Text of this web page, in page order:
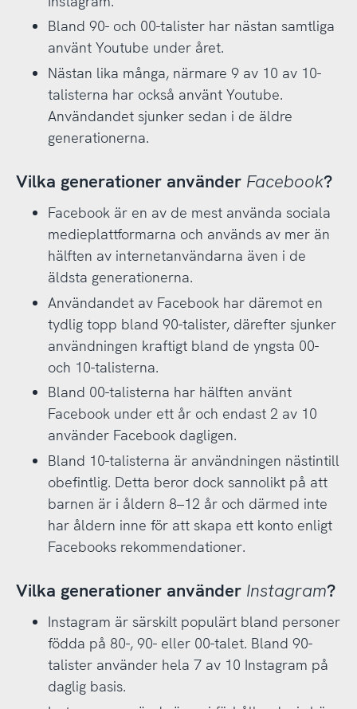
Bland 90- och 00-talister har nästan samtliga
använt Youtube under året.
Nästan lika många, närmare 9 av 10 av 10-
talisterna har också använt Youtube.
Användandet sjunker sedan i de äldre
generationerna.
Vilka generationer använder Facebook?
Facebook är en av de mest använda sociala
medieplattformarna och används av mer än
hälften av internetanvändarna även i de
äldsta generationerna.
Användandet av Facebook har däremot en
tydlig topp bland 90-talister, därefter sjunker
användningen kraftigt bland de yngsta 00-
och 10-talisterna.
Bland 00-talisterna har hälften använt
Facebook under ett år och endast 2 av 10
använder Facebook dagligen.
Bland 10-talisterna är användningen nästintill
obefintlig. Detta beror dock sannolikt på att
barnen är i åldern 8–12 år och därmed inte
har åldern inne för att skapa ett konto enligt
Facebooks rekommendationer.
Vilka generationer använder Instagram?
Instagram är särskilt populärt bland personer
födda på 80-, 90- eller 00-talet. Bland 90-
talister använder hela 7 av 10 Instagram på
daglig basis.